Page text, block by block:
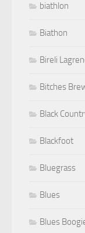
biathlon
Biathon
Bireli
Bitches
Black
Blackfoot
Bluegrass
Blues
Blues